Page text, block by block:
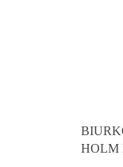
HOLM